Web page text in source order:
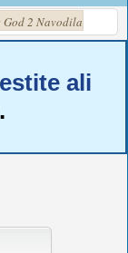
God 2 Navodila
ali
.